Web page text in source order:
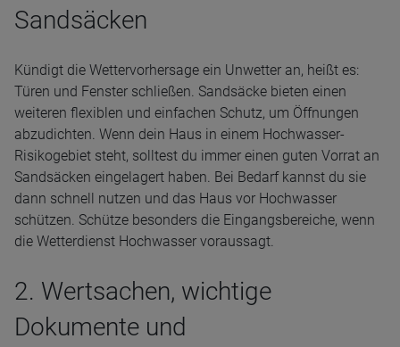
Sandsäcken
Kündigt die Wettervorhersage ein Unwetter an, heißt es:
Türen und Fenster schließen. Sandsäcke bieten einen
weiteren flexiblen und einfachen Schutz, um Öffnungen
abzudichten. Wenn dein Haus in einem Hochwasser-
Risikogebiet steht, solltest du immer einen guten Vorrat an
Sandsäcken eingelagert haben. Bei Bedarf kannst du sie
dann schnell nutzen und das Haus vor Hochwasser
schützen. Schütze besonders die Eingangsbereiche, wenn
die Wetterdienst Hochwasser voraussagt.
2. Wertsachen, wichtige
Dokumente und